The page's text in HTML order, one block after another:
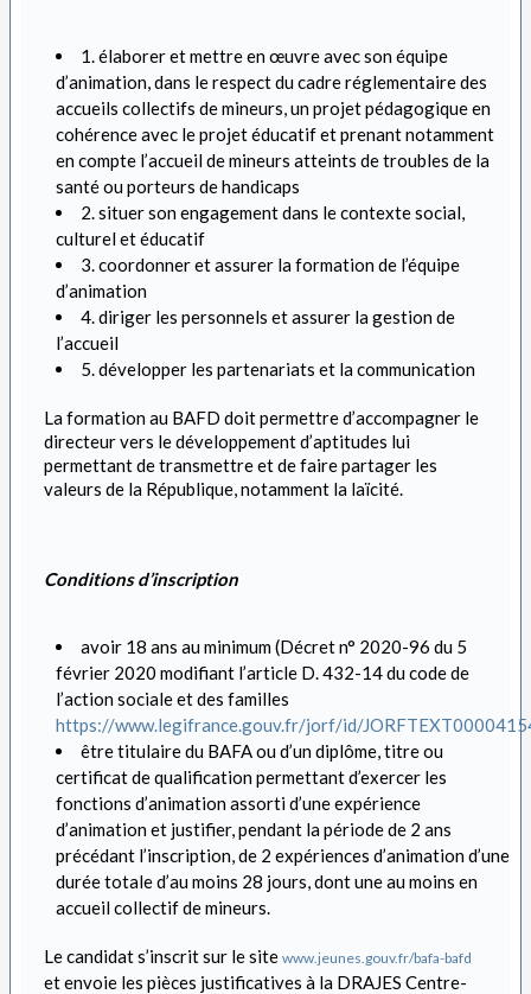
1. élaborer et mettre en œuvre avec son équipe
d’animation, dans le respect du cadre réglementaire des
accueils collectifs de mineurs, un projet pédagogique en
cohérence avec le projet éducatif et prenant notamment
en compte l’accueil de mineurs atteints de troubles de la
santé ou porteurs de handicaps
2. situer son engagement dans le contexte social,
culturel et éducatif
3. coordonner et assurer la formation de l’équipe
d’animation
4. diriger les personnels et assurer la gestion de
l’accueil
5. développer les partenariats et la communication
La formation au BAFD doit permettre d’accompagner le
directeur vers le développement d’aptitudes lui
permettant de transmettre et de faire partager les
valeurs de la République, notamment la laïcité.
Conditions d’inscription
avoir 18 ans au minimum (Décret n° 2020-96 du 5
février 2020 modifiant l’article D. 432-14 du code de
l’action sociale et des familles
https://www.legifrance.gouv.fr/jorf/id/
être titulaire du BAFA ou d’un diplôme, titre ou
certificat de qualification permettant d’exercer les
fonctions d’animation assorti d’une expérience
d’animation et justifier, pendant la période de 2 ans
précédant l’inscription, de 2 expériences d’animation d’une
durée totale d’au moins 28 jours, dont une au moins en
accueil collectif de mineurs.
Le candidat s’inscrit sur le site www.jeunes.gouv.fr/bafa-bafd
et envoie les pièces justificatives à la DRAJES Centre-